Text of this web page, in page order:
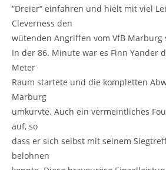
“Dreier“ einfahren und hielt mit viel
Cleverness den
wütenden Angriffen vom VfB Marburg
In der 86. Minute war es Finn Yander
Meter
Raum startete und die kompletten
Marburg
umkurvte. Auch ein vermeintliches
auf, so
dass er sich selbst mit seinem
belohnen